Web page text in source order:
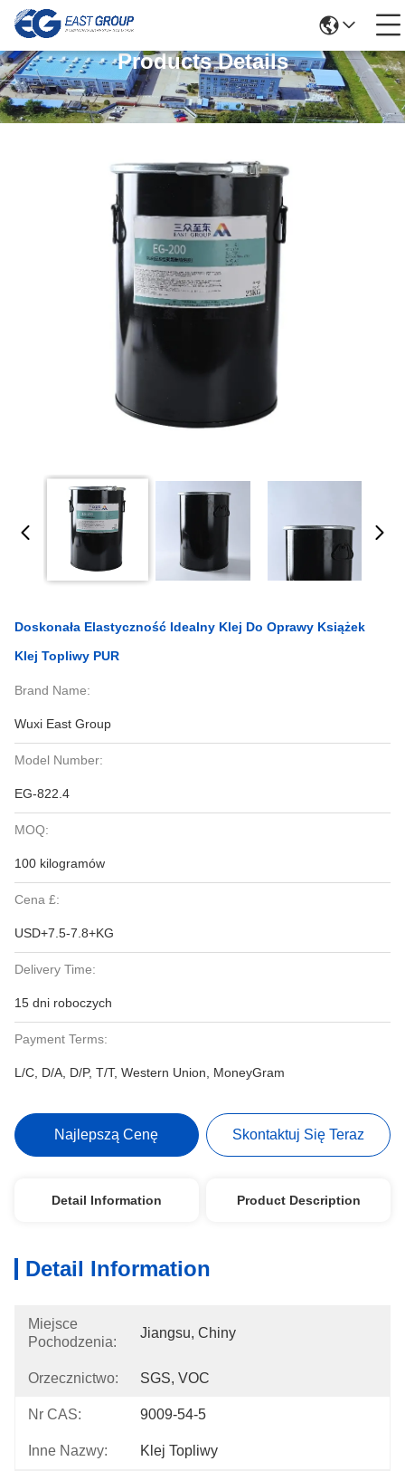
Products Details
Doskonała Elastyczność Idealny Klej Do Oprawy Książek
Klej Topliwy PUR
Brand Name:
Wuxi East Group
Model Number:
EG-822.4
MOQ:
100 kilogramów
Cena £:
USD+7.5-7.8+KG
Delivery Time:
15 dni roboczych
Payment Terms:
L/C, D/A, D/P, T/T, Western Union, MoneyGram
Najlepszą Cenę Skontaktuj Się Teraz
Detail Information Product Description
Detail Information
Miejsce
Pochodzenia:
Jiangsu, Chiny
Orzecznictwo: SGS, VOC
Nr CAS: 9009-54-5
Inne Nazwy: Klej Topliwy